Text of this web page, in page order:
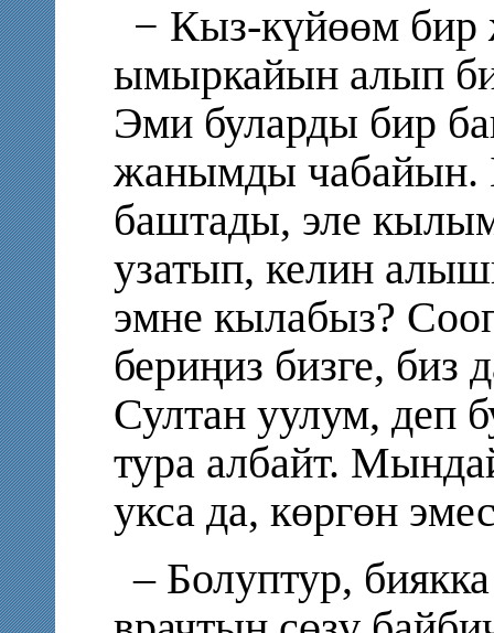
− Кыз-күйөөм
ымыркайын алып
Эми буларды бир
жанымды чабайын.
баштады, эле
узатып, келин
эмне кылабыз?
бериңиз бизге, биз
Султан уулум, деп
тура албайт.
укса да, көргөн
– Болуптур,